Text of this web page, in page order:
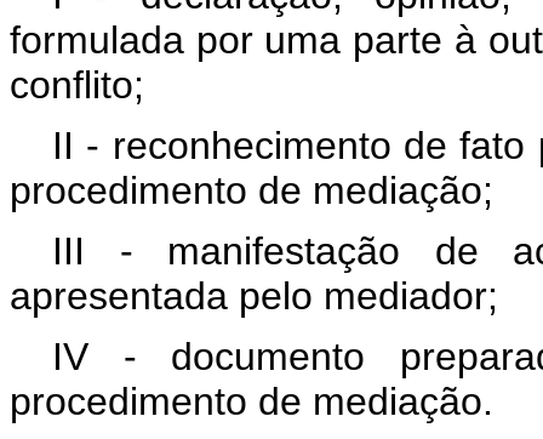
formulada por uma parte à
conflito;
II - reconhecimento de
procedimento de mediação;
III - manifestação de
apresentada pelo mediador;
IV - documento
procedimento de mediação.